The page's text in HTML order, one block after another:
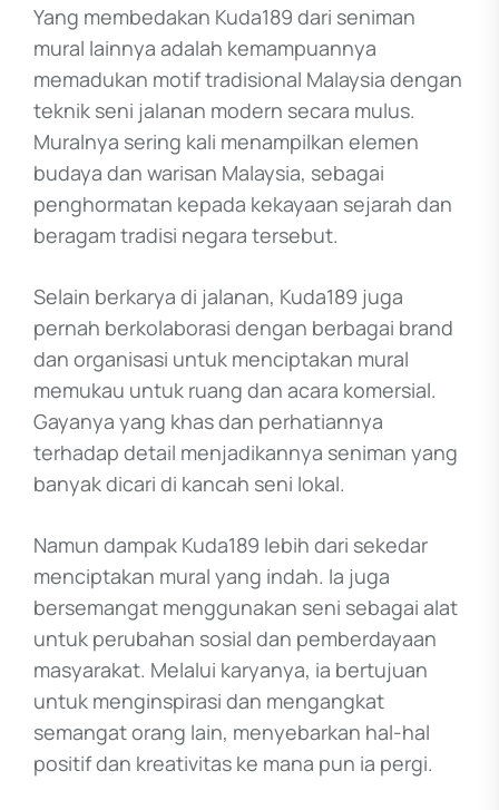
Yang membedakan Kuda189 dari seniman
mural lainnya adalah kemampuannya
memadukan motif tradisional Malaysia dengan
teknik seni jalanan modern secara mulus.
Muralnya sering kali menampilkan elemen
budaya dan warisan Malaysia, sebagai
penghormatan kepada kekayaan sejarah dan
beragam tradisi negara tersebut.
Selain berkarya di jalanan, Kuda189 juga
pernah berkolaborasi dengan berbagai brand
dan organisasi untuk menciptakan mural
memukau untuk ruang dan acara komersial.
Gayanya yang khas dan perhatiannya
terhadap detail menjadikannya seniman yang
banyak dicari di kancah seni lokal.
Namun dampak Kuda189 lebih dari sekedar
menciptakan mural yang indah. Ia juga
bersemangat menggunakan seni sebagai alat
untuk perubahan sosial dan pemberdayaan
masyarakat. Melalui karyanya, ia bertujuan
untuk menginspirasi dan mengangkat
semangat orang lain, menyebarkan hal-hal
positif dan kreativitas ke mana pun ia pergi.